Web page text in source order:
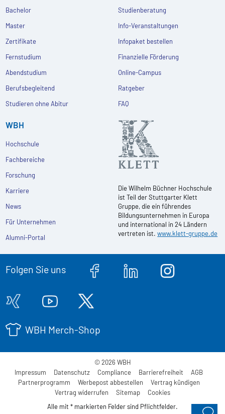
Bachelor
Master
Zertifikate
Fernstudium
Abendstudium
Berufsbegleitend
Studieren ohne Abitur
Studienberatung
Info-Veranstaltungen
Infopaket bestellen
Finanzielle Förderung
Online-Campus
Ratgeber
FAQ
WBH
Hochschule
Fachbereiche
Forschung
Karriere
News
Für Unternehmen
Alumni-Portal
Die Wilhelm Büchner Hochschule
ist Teil der Stuttgarter Klett
Gruppe, die ein führendes
Bildungsunternehmen in Europa
und international in 24 Ländern
vertreten ist.www.klett-gruppe.de
Folgen Sie uns
WBH Merch-Shop
© 2026 WBH
Impressum
Datenschutz Compliance Barrierefreiheit
AGB
Partnerprogramm
Werbepost abbestellen
Vertrag kündigen
Vertrag widerrufen
Sitemap
Cookies
Alle mit * markierten Felder sind Pflichtfelder.